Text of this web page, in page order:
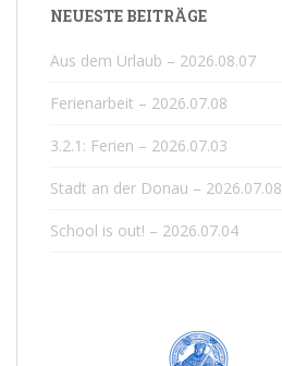
NEUESTE BEITRÄGE
Aus dem Urlaub – 2026.08.07
Ferienarbeit – 2026.07.08
3.2.1: Ferien – 2026.07.03
Stadt an der Donau – 2026.07.08
School is out! – 2026.07.04